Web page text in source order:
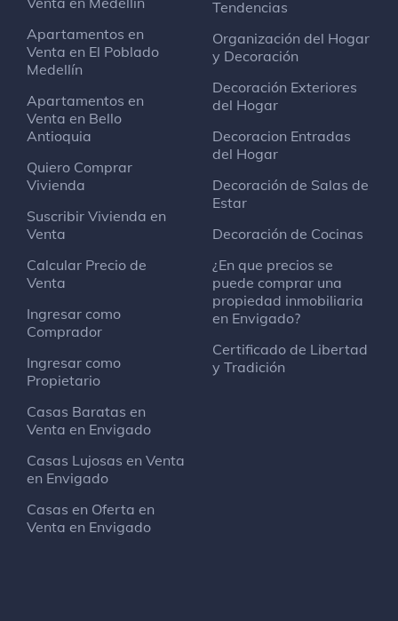
Apartamentos en
Venta en El Poblado
Medellín
Apartamentos en
Venta en Bello
Antioquia
Quiero Comprar
Vivienda
Suscribir Vivienda en
Venta
Calcular Precio de
Venta
Ingresar como
Comprador
Ingresar como
Propietario
Casas Baratas en
Venta en Envigado
Casas Lujosas en Venta
en Envigado
Casas en Oferta en
Venta en Envigado
Tendencias
Organización del Hogar
y Decoración
Decoración Exteriores
del Hogar
Decoracion Entradas
del Hogar
Decoración de Salas de
Estar
Decoración de Cocinas
¿En que precios se
puede comprar una
propiedad inmobiliaria
en Envigado?
Certificado de Libertad
y Tradición